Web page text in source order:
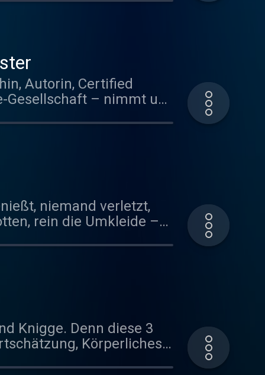
aber im Smalltalk. The
Autorin, Certified
– nimmt uns
sich lohnt, zur Polizei
niemand verletzt,
Knigge. Denn diese 3
Körperliches
sind nur einige